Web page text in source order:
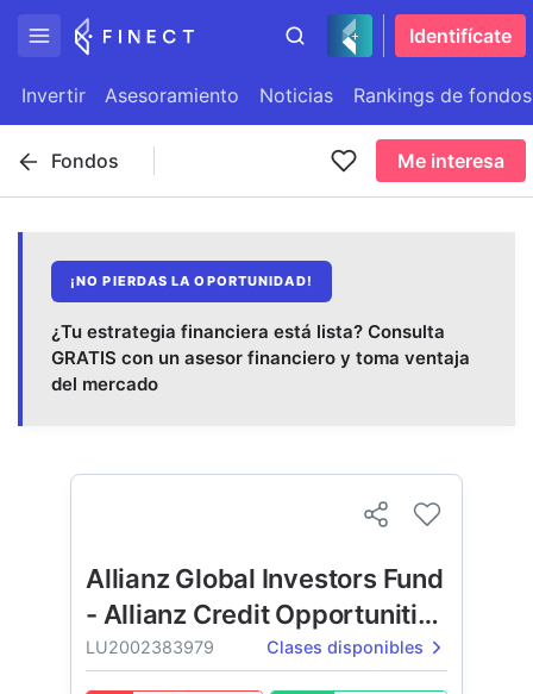
Identifícate
Invertir Asesoramiento Noticias Rankings de fondos
Fondos Me interesa
¡NO PIERDAS LA OPORTUNIDAD!
¿Tu estrategia financiera está lista? Consulta
GRATIS con un asesor financiero y toma ventaja
del mercado
Allianz Global Investors Fund
- Allianz Credit Opportunities
Plus
LU2002383979 Clases disponibles